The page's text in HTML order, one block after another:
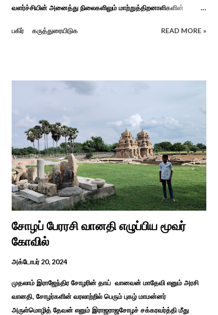
வளர்ச்சியின் அனைத்து நிலைகளிலும் மாற்றுத்திறனாளிகளின்
நோக்கமாகக் கொண்டது. சமூகத்தில் மாற்றுத்திறனாளிகளின்
நிகழ்ச்சிகள், கருத்தரங்குகள் மற்றும் உதவிகள் வழங்கும் விழாக்கள்
பல்கலைக்கழகத்தின் சிறப்புக் கல்வி மற்றும் மறுவாழ்வு அறிவியல்
துறை, மற்றும் டாக்டர் அழகப்பா கல்வி அறிவியல் நிறுவனம் , மற்றும்
காரைக்குடி ஹெரிடேஜ் ரோட்டரி கிளப், மற்றும் மாற்றுத்
திறனாளிகளுக்கான மல்டிமோடல் மெட்டீரியல் உற்பத்திக்கான மையம்,
மற்றும் ஐடி மற்றும் ஆட்டிசத்திற்கான அழகப்பா பல்கலைக்கழக
சிறப்புப் பள்ளி சார்பில் இந்த ஆணடு விழா சர்வதேச மாற்று...
பகிர் கருத்துரையிடுக READ MORE »
சோழப் பேரரசி வானதி எழுப்பிய மூவர்
கோவில்
அக்டோபர் 20, 2024
முதலாம் இராஜேந்திர சோழரின் தாய் வானவன் மாதேவி எனும் அரசி
வானதி, சோழர்களின் வரலாற்றில் பெரும் புகழ் மாமன்னர்
அருள்மொழித் தேவன் எனும் இராஜராஜசோழச் சக்கரவர்த்தி மீது